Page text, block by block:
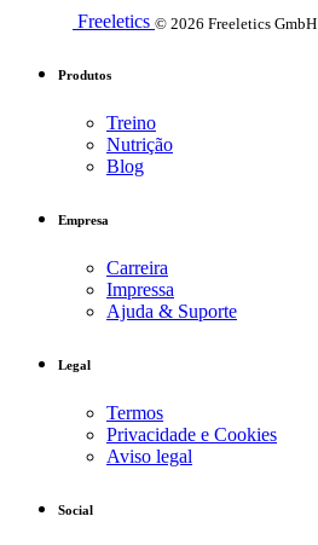
Freeletics © 2026 Freeletics GmbH
Produtos
Treino
Nutrição
Blog
Empresa
Carreira
Impressa
Ajuda & Suporte
Legal
Termos
Privacidade e Cookies
Aviso legal
Social